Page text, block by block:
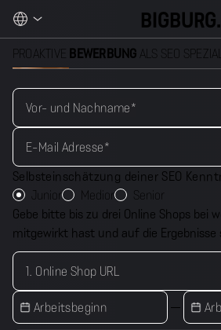
BIGBURG.
PROAKTIVE BEWERBUNG ALS SEO
Vor- und Nachname*
E-Mail Adresse*
Selbsteinschätzung deiner SEO
Junior
Medior
Senior
Gebe bitte bis zu drei Online Shops bei
mitgewirkt hast und auf die Ergebnisse
1. Online Shop URL
Arbeitsbeginn